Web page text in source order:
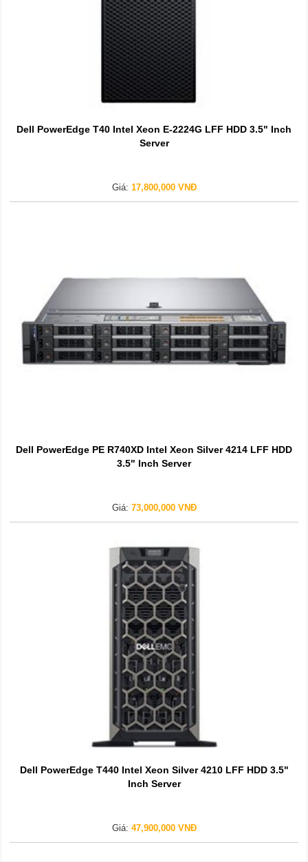
Dell PowerEdge T40 Intel Xeon E-2224G LFF HDD 3.5" Inch
Server
Giá: 17,800,000 VNĐ
Dell PowerEdge PE R740XD Intel Xeon Silver 4214 LFF HDD
3.5" Inch Server
Giá: 73,000,000 VNĐ
Dell PowerEdge T440 Intel Xeon Silver 4210 LFF HDD 3.5"
Inch Server
Giá: 47,900,000 VNĐ